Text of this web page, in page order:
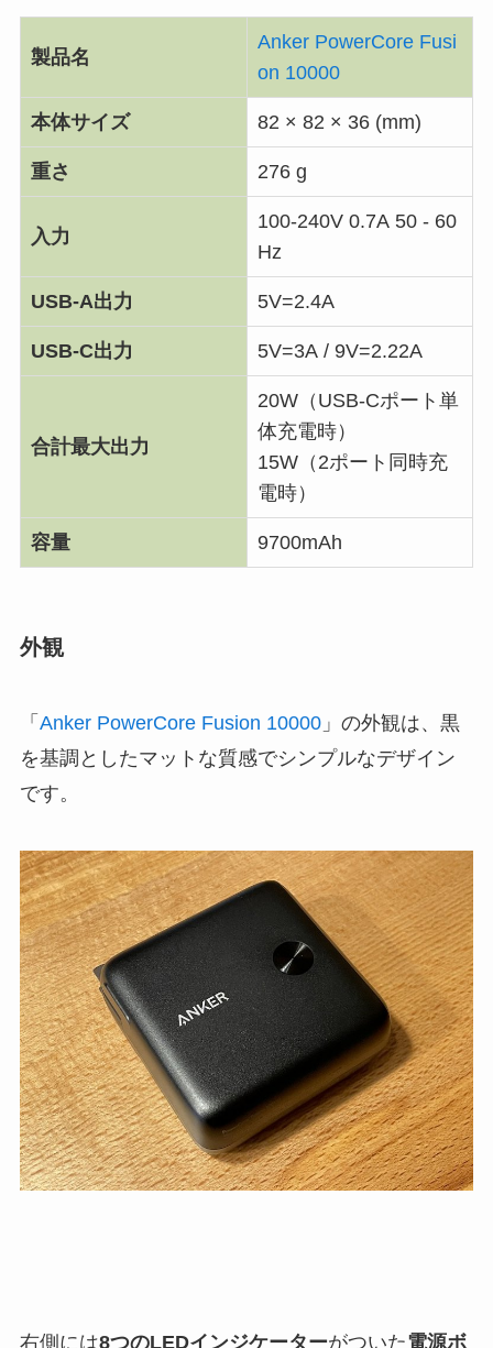
製品名
Anker PowerCore Fusi
on 10000
本体サイズ 82 × 82 × 36 (mm)
重さ 276 g
入力
100-240V 0.7A 50 - 60
Hz
USB-A出力 5V=2.4A
USB-C出力 5V=3A / 9V=2.22A
合計最大出力
20W（USB-Cポート単
体充電時）
15W（2ポート同時充
電時）
容量 9700mAh
外観
「 Anker PowerCore Fusion 10000」の外観は、黒
を基調としたマットな質感でシンプルなデザイン
です。
右側には8つのLEDインジケーターがついた電源ボ